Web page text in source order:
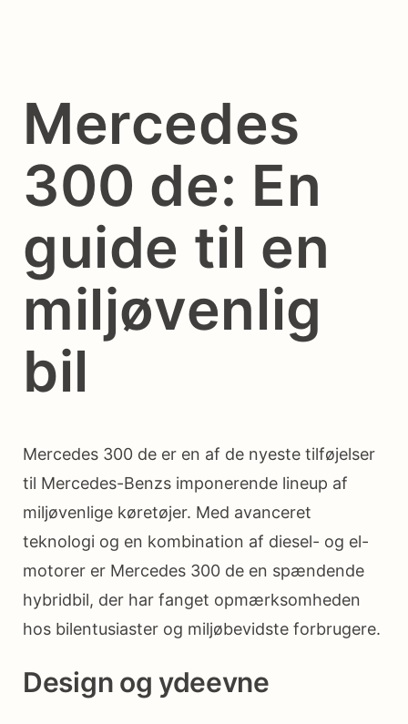
Mercedes
300 de: En
guide til en
miljøvenlig
bil
Mercedes 300 de er en af de nyeste tilføjelser
til Mercedes-Benzs imponerende lineup af
miljøvenlige køretøjer. Med avanceret
teknologi og en kombination af diesel- og el-
motorer er Mercedes 300 de en spændende
hybridbil, der har fanget opmærksomheden
hos bilentusiaster og miljøbevidste forbrugere.
Design og ydeevne